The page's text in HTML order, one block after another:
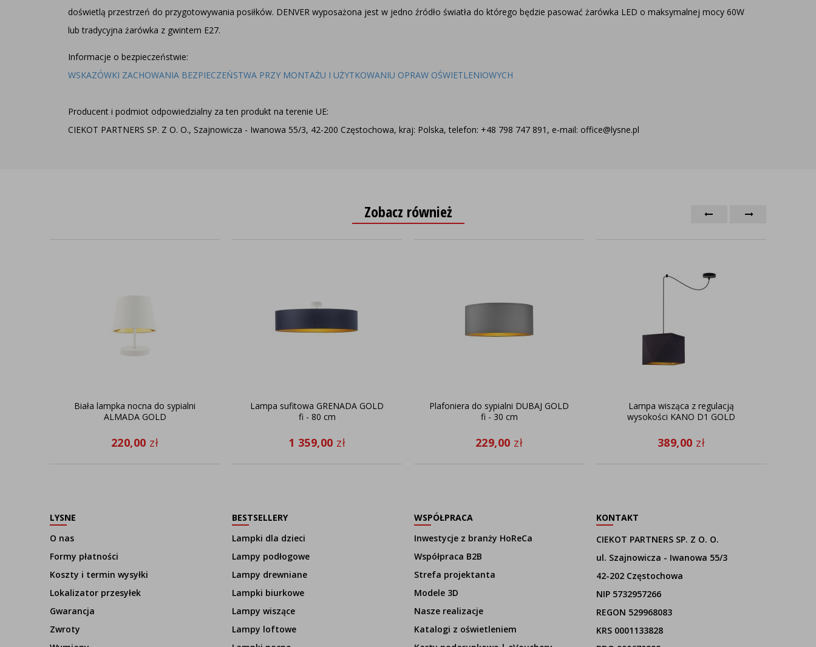
doświetlą przestrzeń do przygotowywania posiłków. DENVER wyposażona jest w jedno źródło światła do którego będzie pasować żarówka LED o maksymalnej mocy 60W
lub tradycyjna żarówka z gwintem E27.
Informacje o bezpieczeństwie:
WSKAZÓWKI ZACHOWANIA BEZPIECZEŃSTWA PRZY MONTAŻU I UŻYTKOWANIU OPRAW OŚWIETLENIOWYCH
Producent i podmiot odpowiedzialny za ten produkt na terenie UE:
CIEKOT PARTNERS SP. Z O. O., Szajnowicza - Iwanowa 55/3, 42-200 Częstochowa, kraj: Polska, telefon: +48 798 747 891, e-mail: office@lysne.pl
Zobacz również
Biała lampka nocna do sypialni
ALMADA GOLD
220,00 zł
Lampa sufitowa GRENADA GOLD
fi - 80 cm
1 359,00 zł
Plafoniera do sypialni DUBAJ GOLD
fi - 30 cm
229,00 zł
Lampa wisząca z regulacją
wysokości KANO D1 GOLD
389,00 zł
LYSNE
O nas
Formy płatności
Koszty i termin wysyłki
Lokalizator przesyłek
Gwarancja
Zwroty
BESTSELLERY
Lampki dla dzieci
Lampy podłogowe
Lampy drewniane
Lampki biurkowe
Lampy wiszące
Lampy loftowe
WSPÓŁPRACA
Inwestycje z branży HoReCa
Współpraca B2B
Strefa projektanta
Modele 3D
Nasze realizacje
Katalogi z oświetleniem
KONTAKT
CIEKOT PARTNERS SP. Z O. O.
ul. Szajnowicza - Iwanowa 55/3
42-202 Częstochowa
NIP 5732957266
REGON 529968083
KRS 0001133828